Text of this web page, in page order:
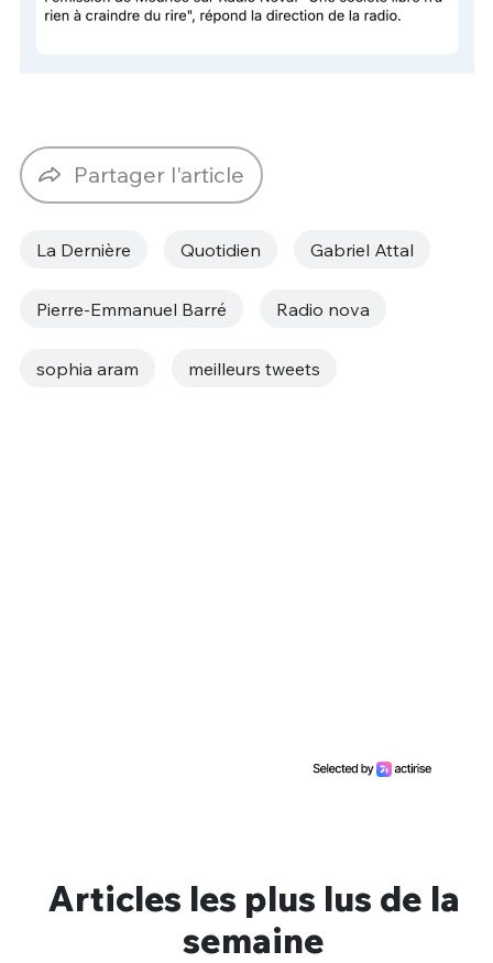
Partager l'article
La Dernière Quotidien Gabriel Attal
Pierre-Emmanuel Barré Radio nova
sophia aram meilleurs tweets
Articles les plus lus de la
semaine